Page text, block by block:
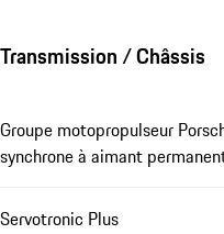
Transmission / Châssis
Groupe motopropulseur
synchrone à aimant
Servotronic Plus